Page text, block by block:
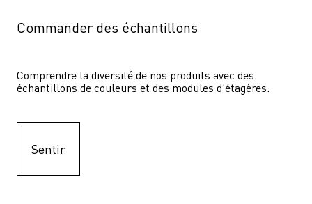
Commander des échantillons
Comprendre la diversité de nos produits avec des
échantillons de couleurs et des modules d'étagères.
Sentir